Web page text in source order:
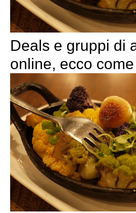
Deals e gruppi di
online, ecco